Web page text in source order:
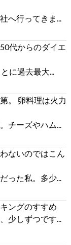
へ行ってきま...
代からのダイエ
に過去最大...
。 卵料理は火力
チーズやハム...
ないのではこん
った私。多少...
ングのすすめ
少しずつです...